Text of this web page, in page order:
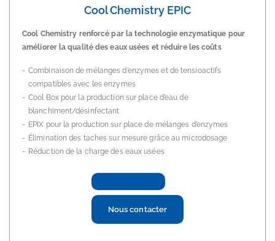
Cool Chemistry EPIC
Cool Chemistry renforcé par la technologie enzymatique pour
améliorer la qualité des eaux usées et réduire les coûts
Combinaison de mélanges d’enzymes et de tensioactifs
compatibles avec les enzymes
Cool Box pour la production sur place d’eau de
blanchiment/désinfectant
EPIX pour la production sur place de mélanges d’enzymes
Élimination des taches sur mesure grâce au microdosage
Réduction de la charge des eaux usées
Nous contacter